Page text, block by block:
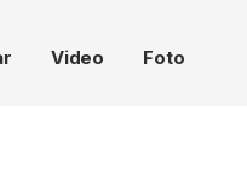
Video Foto